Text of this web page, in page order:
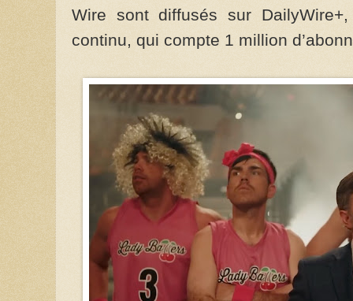
Wire sont diffusés sur
continu, qui compte 1 million